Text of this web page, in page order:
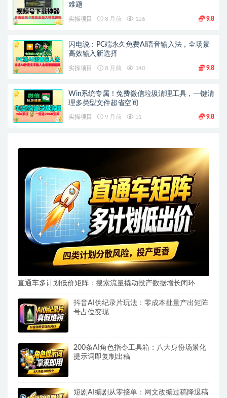
难题
实操项目 8 月前 126 9.8
闪电说：PC端永久免费AI语音输入法，全场景
高效输入新选择
实操项目 8 月前 140 9.8
Win系统专属！免费微信垃圾清理工具，一键清
理多类型文件超省空间
实操项目 9 月前 51 9.8
直通车多计划低价矩阵：搜索流量撬动投产数据增长闭环
抖音AI伪纪录片玩法：零成本批量产出矩阵
号占位变现
200条AI角色指令工具箱：八大身份场景化
提示词即复制出稿
短剧AI编剧从零接单：网文改编过稿降退稿